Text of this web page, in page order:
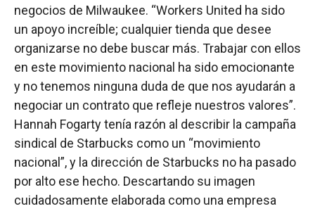
negocios de Milwaukee. “Workers United ha sido
un apoyo increíble; cualquier tienda que desee
organizarse no debe buscar más. Trabajar con ellos
en este movimiento nacional ha sido emocionante
y no tenemos ninguna duda de que nos ayudarán a
negociar un contrato que refleje nuestros valores”.
Hannah Fogarty tenía razón al describir la campaña
sindical de Starbucks como un “movimiento
nacional”, y la dirección de Starbucks no ha pasado
por alto ese hecho. Descartando su imagen
cuidadosamente elaborada como una empresa